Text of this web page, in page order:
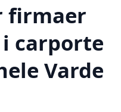
firmaer
carporte
Varde